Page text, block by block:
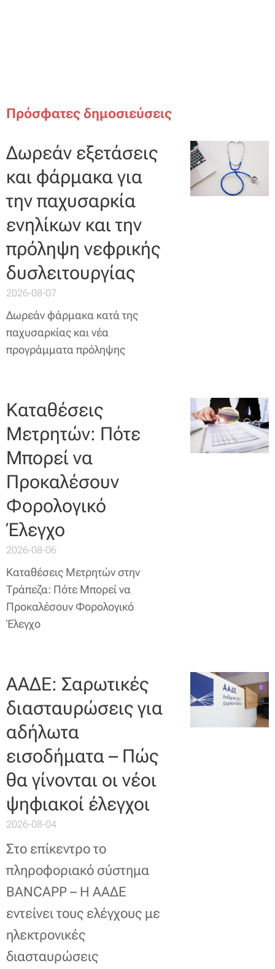
Πρόσφατες δημοσιεύσεις
Δωρεάν εξετάσεις
και φάρμακα για
την παχυσαρκία
ενηλίκων και την
πρόληψη νεφρικής
δυσλειτουργίας
2026-08-07
Δωρεάν φάρμακα κατά της
παχυσαρκίας και νέα
προγράμματα πρόληψης
Καταθέσεις
Μετρητών: Πότε
Μπορεί να
Προκαλέσουν
Φορολογικό
Έλεγχο
2026-08-06
Καταθέσεις Μετρητών στην
Τράπεζα: Πότε Μπορεί να
Προκαλέσουν Φορολογικό
Έλεγχο
ΑΑΔΕ: Σαρωτικές
διασταυρώσεις για
αδήλωτα
εισοδήματα – Πώς
θα γίνονται οι νέοι
ψηφιακοί έλεγχοι
2026-08-04
Στο επίκεντρο το
πληροφοριακό σύστημα
BANCAPP – Η ΑΑΔΕ
εντείνει τους ελέγχους με
ηλεκτρονικές
διασταυρώσεις